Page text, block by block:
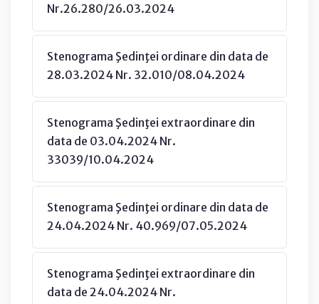
Nr.26.280/26.03.2024
Stenograma Şedinţei ordinare din data de
28.03.2024 Nr. 32.010/08.04.2024
Stenograma Şedinţei extraordinare din
data de 03.04.2024 Nr.
33039/10.04.2024
Stenograma Şedinţei ordinare din data de
24.04.2024 Nr. 40.969/07.05.2024
Stenograma Şedinţei extraordinare din
data de 24.04.2024 Nr.